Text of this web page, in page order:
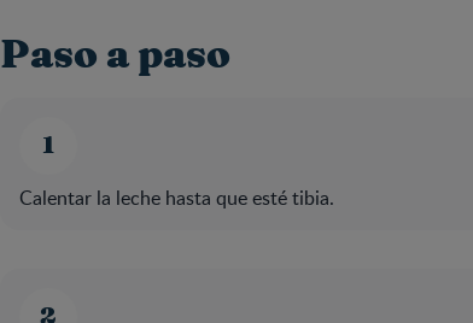
Paso a paso
Calentar la leche hasta que esté tibia.